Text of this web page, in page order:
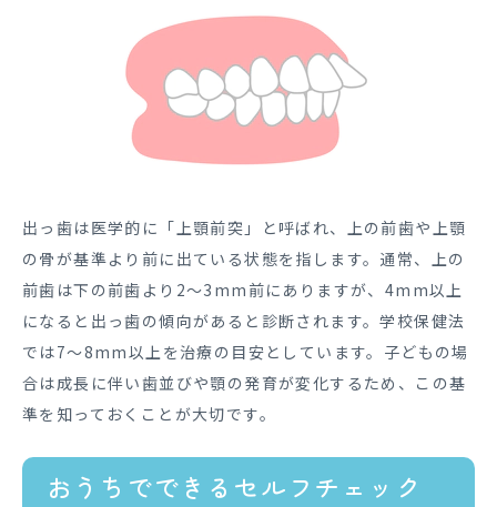
出っ歯は医学的に「上顎前突」と呼ばれ、上の前歯や上顎
の骨が基準より前に出ている状態を指します。通常、上の
前歯は下の前歯より2〜3mm前にありますが、4mm以上
になると出っ歯の傾向があると診断されます。学校保健法
では7〜8mm以上を治療の目安としています。子どもの場
合は成長に伴い歯並びや顎の発育が変化するため、この基
準を知っておくことが大切です。
おうちでできるセルフチェック